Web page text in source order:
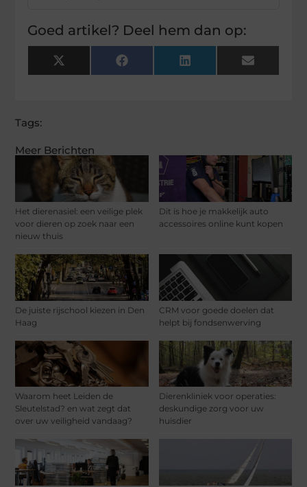
Meer Berichten
Het dierenasiel: een veilige plek
voor dieren op zoek naar een
nieuw thuis
Dit is hoe je makkelijk auto
accessoires online kunt kopen
De juiste rijschool kiezen in Den
Haag
CRM voor goede doelen dat
helpt bij fondsenwerving
Waarom heet Leiden de
Sleutelstad? en wat zegt dat
over uw veiligheid vandaag?
Dierenkliniek voor operaties:
deskundige zorg voor uw
huisdier
Goed artikel? Deel hem dan op:
X
(Twitter)
Facebook LinkedIn Email
Tags: